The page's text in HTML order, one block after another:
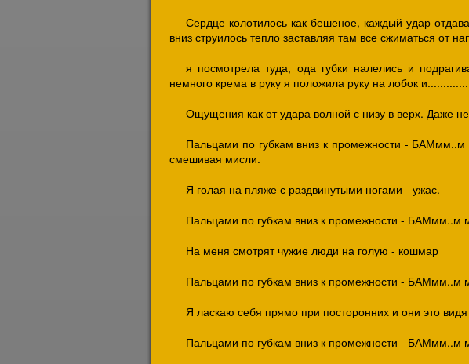
Сердце колотилось как бешеное, каждый удар
вниз струилось тепло заставляя там все сжиматься от
я посмотрела туда, ода губки налелись и
немного крема в руку я положила руку на лобок
Ощущения как от удара волной с низу в верх. Даже
Пальцами по губкам вниз к промежности -
смешивая мисли.
Я голая на пляже с раздвинутыми ногами - ужас.
Пальцами по губкам вниз к промежности - БАМмм..м
На меня смотрят чужие люди на голую - кошмар
Пальцами по губкам вниз к промежности - БАМмм..м
Я ласкаю себя прямо при посторонних и они это
Пальцами по губкам вниз к промежности - БАМмм..м